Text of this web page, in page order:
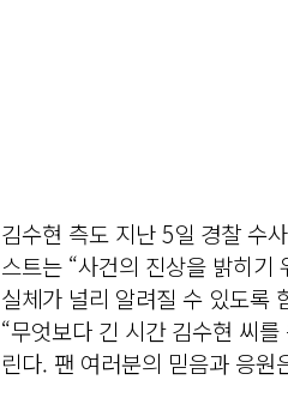
김수현 측도 지난 5일 경찰 수
스트는 “사건의 진상을 밝히기
실체가 널리 알려질 수 있도록
“무엇보다 긴 시간 김수현 씨
린다. 팬 여러분의 믿음과 응